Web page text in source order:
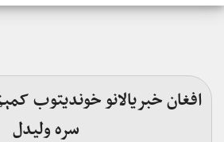
افغان خبریالانو خوندیتوب
سره ولیدل